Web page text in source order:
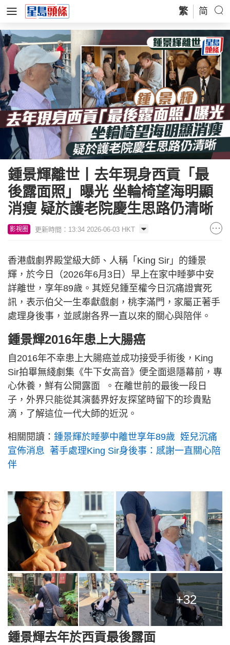
繁 简
鍾景輝離世丨去年現身西貢「最
後露面照」曝光 坐輪椅望海明顯
消瘦 疑於護老院慶生思路仍清晰
影視圈 更新時間：13:34 2026-06-03 HKT
香港戲劇界殿堂級大師、人稱「King Sir」的鍾景
輝，於今日（2026年6月3日）早上在家中睡夢中安
詳離世，享年89歲。其姪兒鍾至權今日沉痛證實死
訊，表示伯父一生奉獻戲劇，桃李滿門，家屬正著手
處理身後事，並感謝各界一直以來的關心與陪伴。
鍾景輝2016年患上大腸癌
自2016年不幸患上大腸癌並成功接受手術後，King
Sir拍畢無綫劇集《牛下女高音》便全面退隱幕前，專
心休養，鮮有公開露面 。在離世前的最後一段日
子，外界只能從其演藝界好友探望時留下的珍貴點
滴，了解這位一代大師的近況。
相關閱讀： 鍾景輝於睡夢中離世享年89歲 姪兒沉痛
宣佈消息 著手處理King Sir身後事：感謝一直關心陪
伴
+32
鍾景輝去年於西貢最後露面